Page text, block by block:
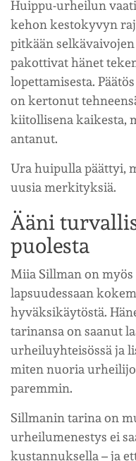
Huippu-urheilun
kehon kestokyvyn
pitkään
pakottivat hänet
lopettamisesta.
on kertonut
kiitollisena kaikesta,
antanut.
Ura huipulla päättyi,
uusia merkityksiä.
Ääni
puolesta
Miia Sillman on
lapsuudessaan
hyväksikäytöstä.
tarinansa on saanut
urheiluyhteisössä ja
miten nuoria
paremmin.
Sillmanin tarina on
urheilumenestys ei
kustannuksella – ja